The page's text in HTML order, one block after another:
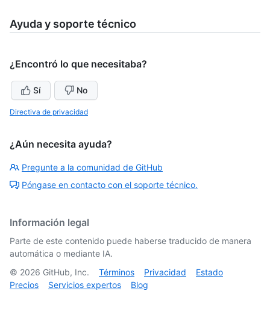
Ayuda y soporte técnico
¿Encontró lo que necesitaba?
Sí No
Directiva de privacidad
¿Aún necesita ayuda?
Pregunte a la comunidad de GitHub
Póngase en contacto con el soporte técnico.
Información legal
Parte de este contenido puede haberse traducido de manera
automática o mediante IA.
© 2026 GitHub, Inc. Términos Privacidad
Estado
Precios
Servicios expertos Blog